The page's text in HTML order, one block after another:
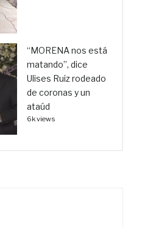
“MORENA nos está
matando”, dice
Ulises Ruiz rodeado
de coronas y un
ataúd
6k views